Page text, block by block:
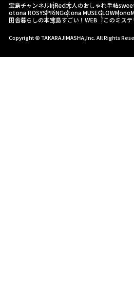
宝島チャンネルInRed大人のおしゃれ手帖
otona ROSYSPRiNGotona MUSEGLOW
田舎暮らしの本宝島すごい！WEB 『このミス
Copyright © TAKARAJIMASHA,Inc. All Rights